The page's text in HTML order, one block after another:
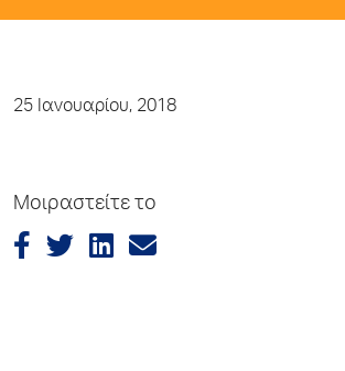
25 Ιανουαρίου, 2018
Μοιραστείτε το